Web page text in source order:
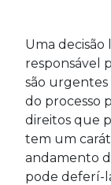
Uma
responsável
são
do processo
direitos que
tem um
andamento
pode deferí-